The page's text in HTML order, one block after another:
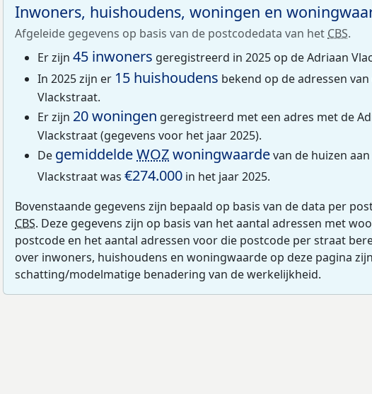
Inwoners, huishoudens, woningen en
Afgeleide gegevens op basis van de postcodedata van het CBS.
Er zijn 45 inwoners geregistreerd in 2025 op de Adriaan
In 2025 zijn er 15 huishoudens bekend op de adressen
Vlackstraat.
Er zijn 20 woningen geregistreerd met een adres met de
Vlackstraat (gegevens voor het jaar 2025).
De gemiddeldeWOZwoningwaardevan de huizen
Vlackstraat was €274.000 in het jaar 2025.
Bovenstaande gegevens zijn bepaald op basis van de data per
CBS. Deze gegevens zijn op basis van het aantal adressen met
postcode en het aantal adressen voor die postcode per straat
over inwoners, huishoudens en woningwaarde op deze pagina
schatting/modelmatige benadering van de werkelijkheid.